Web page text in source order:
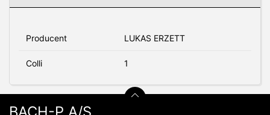
Producent LUKAS ERZETT
Colli 1